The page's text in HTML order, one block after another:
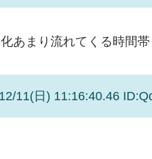
あまり流れてくる時間
11(日) 11:16:40.46